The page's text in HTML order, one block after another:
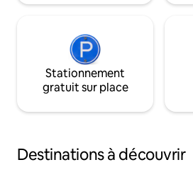
Stationnement
gratuit sur place
Destinations à découvrir